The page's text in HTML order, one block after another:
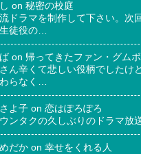
on 秘密の校庭
ドラマを制作して下さい。次
徒役の…
on 帰ってきたファン・グム
ん辛くて悲しい役柄でしたけ
らなく…
よ子 on 恋はぽろぽろ
ンタクの久しぶりのドラマ放
だか on 幸せをくれる人